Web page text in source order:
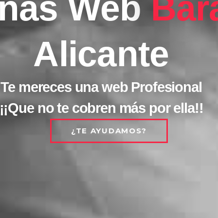
Alicante
Te mereces una web Profesional
no te cobren más por ella!!
¿TE AYUDAMOS?